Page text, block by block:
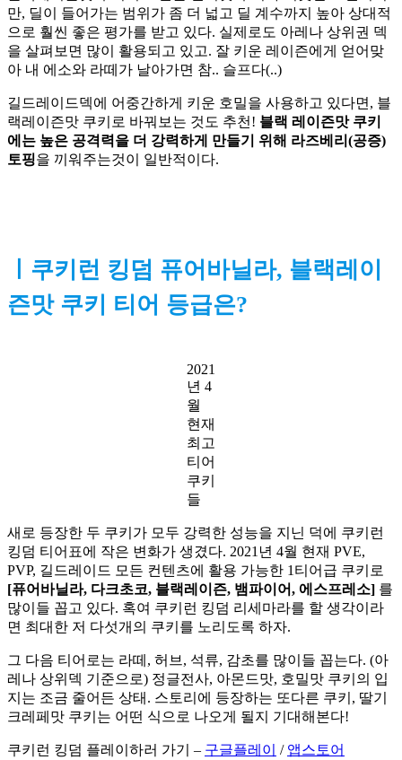
만, 딜이 들어가는 범위가 좀 더 넓고 딜 계수까지 높아 상대적
으로 훨씬 좋은 평가를 받고 있다. 실제로도 아레나 상위권 덱
을 살펴보면 많이 활용되고 있고. 잘 키운 레이즌에게 얻어맞
아 내 에소와 라떼가 날아가면 참.. 슬프다(..)
길드레이드덱에 어중간하게 키운 호밀을 사용하고 있다면, 블
랙레이즌맛 쿠키로 바꿔보는 것도 추천! 블랙 레이즌맛 쿠키
에는 높은 공격력을 더 강력하게 만들기 위해 라즈베리(공증)
토핑을 끼워주는것이 일반적이다.
ㅣ쿠키런 킹덤 퓨어바닐라, 블랙레이
즌맛 쿠키 티어 등급은?
2021
년 4
월
현재
최고
티어
쿠키
들
새로 등장한 두 쿠키가 모두 강력한 성능을 지닌 덕에 쿠키런
킹덤 티어표에 작은 변화가 생겼다. 2021년 4월 현재 PVE,
PVP, 길드레이드 모든 컨텐츠에 활용 가능한 1티어급 쿠키로
[퓨어바닐라, 다크초코, 블랙레이즌, 뱀파이어, 에스프레소] 를
많이들 꼽고 있다. 혹여 쿠키런 킹덤 리세마라를 할 생각이라
면 최대한 저 다섯개의 쿠키를 노리도록 하자.
그 다음 티어로는 라떼, 허브, 석류, 감초를 많이들 꼽는다. (아
레나 상위덱 기준으로) 정글전사, 아몬드맛, 호밀맛 쿠키의 입
지는 조금 줄어든 상태. 스토리에 등장하는 또다른 쿠키, 딸기
크레페맛 쿠키는 어떤 식으로 나오게 될지 기대해본다!
쿠키런 킹덤 플레이하러 가기 – 구글플레이 / 앱스토어